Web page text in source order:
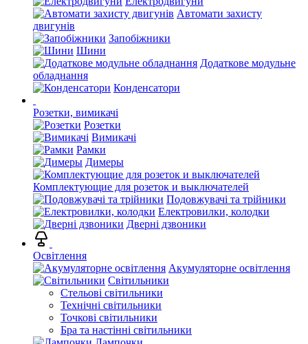
Автомати захисту
двигунів
Запобіжники
Шини
Додаткове модульне
обладнання
Конденсатори
Розетки, вимикачі
Розетки
Вимикачі
Рамки
Димеры
Комплектующие для розеток и выключателей
Подовжувачі та трійники
Електровилки, колодки
Дверні дзвоники
Освітлення
Акумуляторне освітлення
Світильники
Стельові світильники
Технічні світильники
Точкові світильники
Бра та настінні світильники